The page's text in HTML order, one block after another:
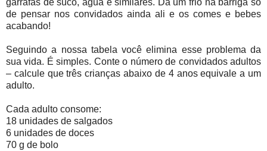
garrafas de suco, água e similares. Dá um frio na barriga só
de pensar nos convidados ainda ali e os comes e bebes
acabando!
Seguindo a nossa tabela você elimina esse problema da
sua vida. É simples. Conte o número de convidados adultos
– calcule que três crianças abaixo de 4 anos equivale a um
adulto.
Cada adulto consome:
18 unidades de salgados
6 unidades de doces
70 g de bolo